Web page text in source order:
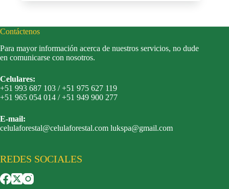
Contáctenos
Para mayor información acerca de nuestros servicios, no dude
en comunicarse con nosotros.
Celulares:
+51 993 687 103 / +51 975 627 119
+51 965 054 014 / +51 949 900 277
E-mail:
celulaforestal@celulaforestal.com lukspa@gmail.com
REDES SOCIALES